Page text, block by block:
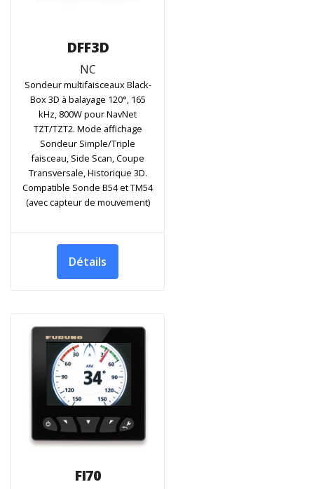
DFF3D
NC
Sondeur multifaisceaux Black-
Box 3D à balayage 120°, 165
kHz, 800W pour NavNet
TZT/TZT2. Mode affichage
Sondeur Simple/Triple
faisceau, Side Scan, Coupe
Transversale, Historique 3D.
Compatible Sonde B54 et TM54
(avec capteur de mouvement)
Détails
FI70